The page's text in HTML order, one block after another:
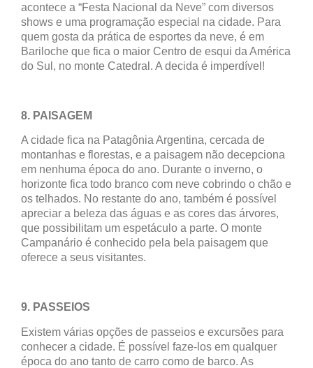
acontece a “Festa Nacional da Neve” com diversos
shows e uma programação especial na cidade. Para
quem gosta da prática de esportes da neve, é em
Bariloche que fica o maior Centro de esqui da América
do Sul, no monte Catedral. A decida é imperdível!
8. PAISAGEM
A cidade fica na Patagônia Argentina, cercada de
montanhas e florestas, e a paisagem não decepciona
em nenhuma época do ano. Durante o inverno, o
horizonte fica todo branco com neve cobrindo o chão e
os telhados. No restante do ano, também é possível
apreciar a beleza das águas e as cores das árvores,
que possibilitam um espetáculo a parte. O monte
Campanário é conhecido pela bela paisagem que
oferece a seus visitantes.
9. PASSEIOS
Existem várias opções de passeios e excursões para
conhecer a cidade. É possível faze-los em qualquer
época do ano tanto de carro como de barco. As